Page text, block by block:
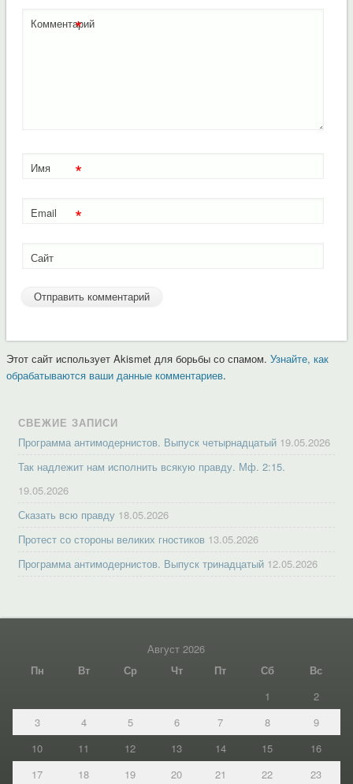
Комментарий
*
Имя *
Email *
Сайт
Этот сайт использует Akismet для борьбы со спамом. Узнайте, как
обрабатываются ваши данные комментариев.
СВЕЖИЕ ЗАПИСИ
Программа антимодернистов. Выпуск четырнадцатый 19.05.2026
Так надлежит нам исполнить всякую правду. Мф. 2:15.
19.05.2026
Сказать всю правду 18.05.2026
Протест со стороны великих гностиков 13.05.2026
Программа антимодернистов. Выпуск тринадцатый 12.05.2026
Август 2026
Пн
Вт Ср Чт Пт Сб
Вс
1
2
3
4 5 6 7 8
9
10
11 12 13 14 15
16
17
18 19 20 21 22 23